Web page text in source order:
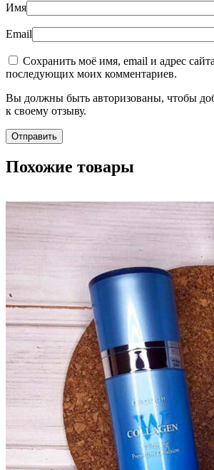
Имя
Email
Сохранить моё имя, email и адрес
последующих моих комментариев.
Вы должны быть авторизованы, чтобы
к своему отзыву.
Похожие товары